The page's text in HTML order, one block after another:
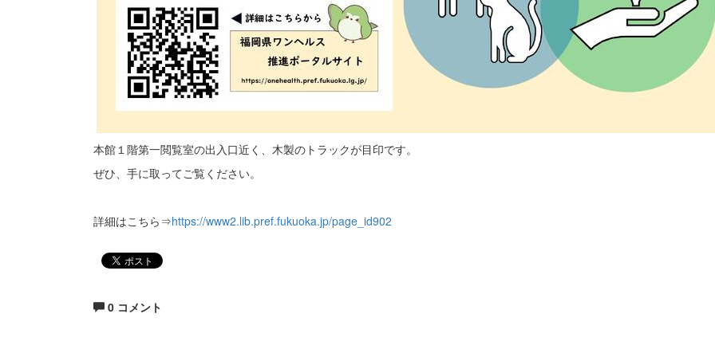
本館１階第一閲覧室の出入口近く、木製のトラックが目印です。
ぜひ、手に取ってご覧ください。
詳細はこちら⇒https://www2.lib.pref.fukuoka.jp/page_id902
0 コメント